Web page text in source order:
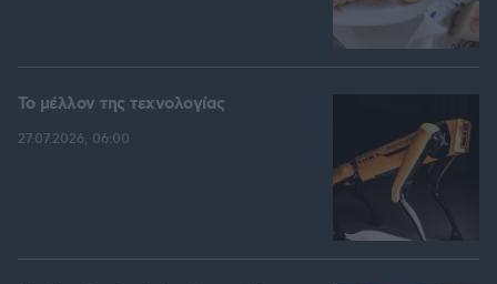
Το μέλλον της τεχνολογίας
27.07.2026, 06:00